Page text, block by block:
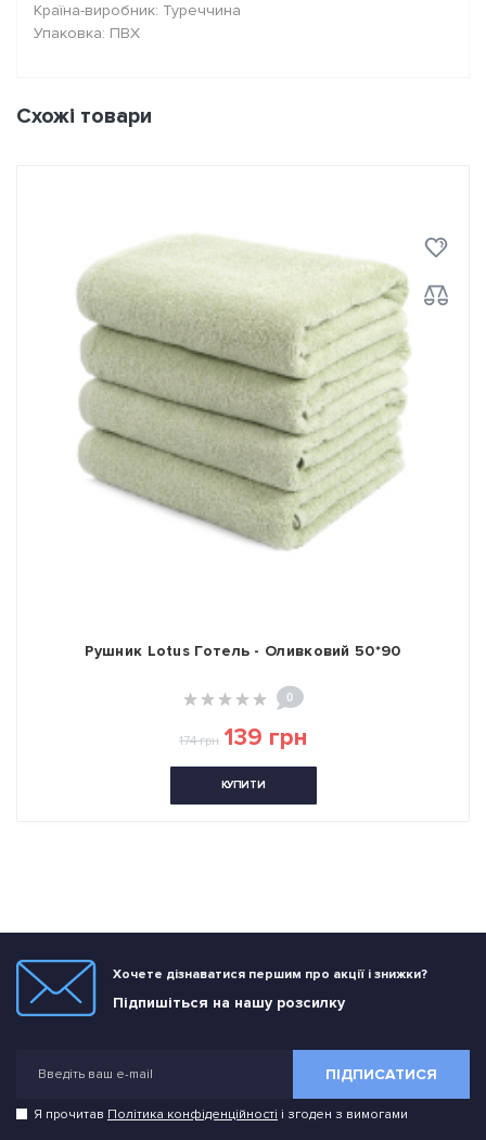
Країна-виробник: Туреччина
Упаковка: ПВХ
Схожі товари
Рушник Lotus Готель - Оливковий 50*90
0
174 грн 139 грн
КУПИТИ
Хочете дізнаватися першим про акції і знижки?
Підпишіться на нашу розсилку
ПІДПИСАТИСЯ
Я прочитав Політика конфіденційності і згоден з вимогами